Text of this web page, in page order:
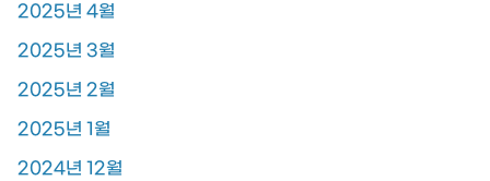
2025년 4월
2025년 3월
2025년 2월
2025년 1월
2024년 12월